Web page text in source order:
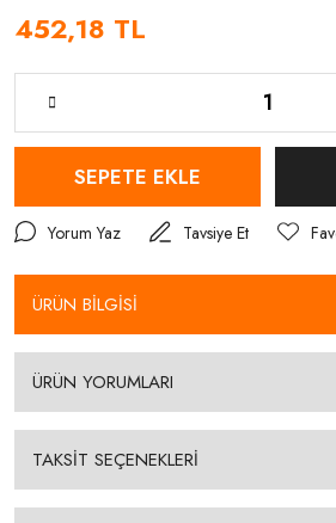
452,18 TL
SEPETE EKLE
Yorum Yaz Tavsiye Et
ÜRÜN BİLGİSİ
ÜRÜN YORUMLARI
TAKSİT SEÇENEKLERİ